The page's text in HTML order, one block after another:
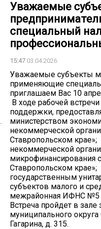
Уважаемые
специальный
15:4703.04.2026
Уважаемые субъекты
применяющие
приглашаем Вас 10
В ходе рабочей
поддержки,
министерством
некоммерческой
Ставропольском крае»;
некоммерческой
микрофинансирования
Ставропольском крае»;
государственным
субъектов малого и
межрайонная ИФНС №5
Встреча пройдет в
муниципального
Гагарина, д. 315.